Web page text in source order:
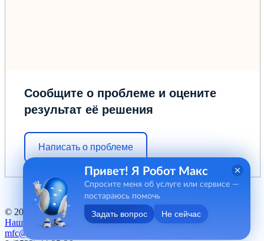
Сообщите о проблеме и оцените
результат её решения
Написать о проблеме
© 2012 - 2026 ГБУ "МФЦ" Курганской области
Наш баннер
mfc@kurganobl.ru
Привет! Я Робот Макс
Спросите меня об услуге или сервисе —
постараюсь помочь
Задать вопрос Не сейчас